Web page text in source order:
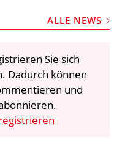
ALLE NEWS
Sie sich
Dadurch können
und